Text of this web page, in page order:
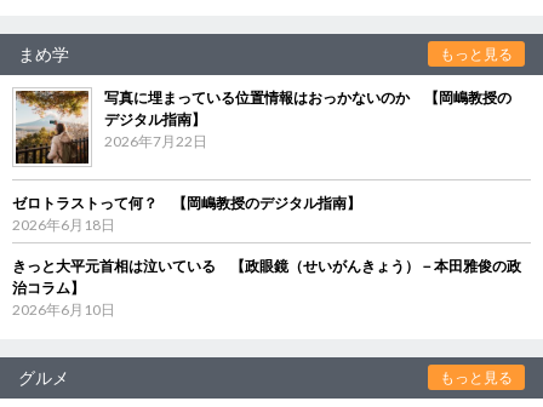
まめ学 もっと見る
写真に埋まっている位置情報はおっかないのか 【岡嶋教授の
デジタル指南】
2026年7月22日
ゼロトラストって何？ 【岡嶋教授のデジタル指南】
2026年6月18日
きっと大平元首相は泣いている 【政眼鏡（せいがんきょう）－本田雅俊の政
治コラム】
2026年6月10日
グルメ もっと見る